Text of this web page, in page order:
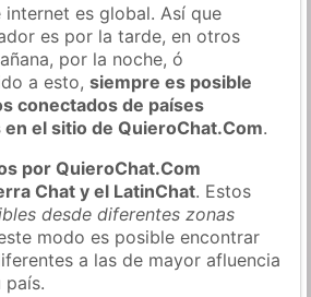
internet es global. Así que
es por la tarde, en otros
por la noche, ó
a esto,siempre es posible
conectados de países
el sitio de QuieroChat.Com.
por QuieroChat.Com
Chat y el LatinChat. Estos
desde diferentes zonas
modo es posible encontrar
a las de mayor afluencia
país.